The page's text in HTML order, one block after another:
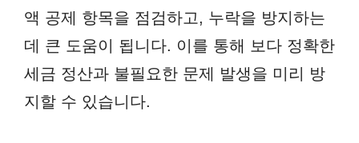
액 공제 항목을 점검하고, 누락을 방지하는
데 큰 도움이 됩니다. 이를 통해 보다 정확한
세금 정산과 불필요한 문제 발생을 미리 방
지할 수 있습니다.